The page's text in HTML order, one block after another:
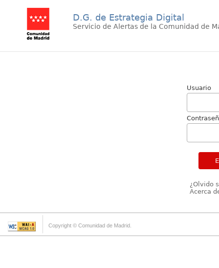
D.G. de Estrategia Digital
Servicio de Alertas de la Comunidad de
Usuario
¿Olvido
Acerca
Copyright © Comunidad de Madrid.